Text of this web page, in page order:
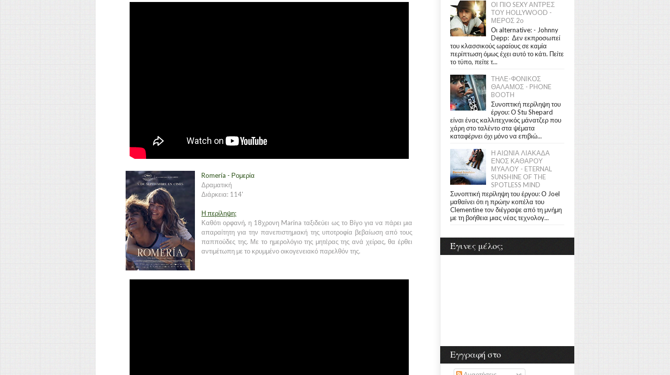
Romería - Ρομερία
Δραματική
Διάρκεια: 114'
Η περίληψη:
Καθότι ορφανή, η 18χρονη Marina ταξιδεύει ως το Βίγο για να πάρει μια
απαραίτητη για την πανεπιστημιακή της υποτροφία βεβαίωση από τους
παππούδες της. Με το ημερολόγιο της μητέρας της ανά χείρας, θα έρθει
αντιμέτωπη με το κρυμμένο οικογενειακό παρελθόν της.
ΟΙ ΠΙΟ SEXY ΑΝΤΡΕΣ
ΤΟΥ HOLLYWOOD -
ΜΕΡΟΣ 2ο
Οι alternative: - Johnny
Depp: Δεν εκπροσωπεί
του κλασσικούς ωραίους σε καμία
περίπτωση όμως έχει αυτό το κάτι. Πείτε
το τύπο, πείτε τ...
ΤΗΛΕ-ΦΟΝΙΚΟΣ
ΘΑΛΑΜΟΣ - PHONE
BOOTH
Συνοπτική περίληψη του
έργου: Ο Stu Shepard
είναι ένας καλλιτεχνικός μάνατζερ που
χάρη στο ταλέντο στα ψέματα
καταφέρνει όχι μόνο να επιβιώ...
Η ΑΙΩΝΙΑ ΛΙΑΚΑΔΑ
ΕΝΟΣ ΚΑΘΑΡΟΥ
ΜΥΑΛΟΥ - ETERNAL
SUNSHINE OF THE
SPOTLESS MIND
Συνοπτική περίληψη του έργου: Ο Joel
μαθαίνει ότι η πρώην κοπέλα του
Clementine τον διέγραψε από τη μνήμη
με τη βοήθεια μιας νέας τεχνολογ...
Έγινες μέλος;
Εγγραφή στο